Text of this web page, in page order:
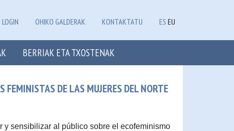
LOGIN OHIKO GALDERAK KONTAKTATU ES EU
BERRIAK ETA TXOSTENAK
FEMINISTAS DE LAS MUJERES DEL NORTE
y sensibilizar al público sobre el ecofeminismo